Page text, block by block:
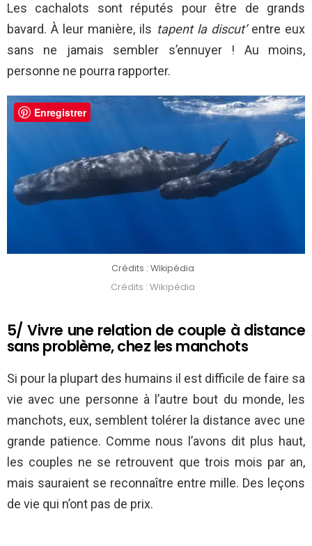
Les cachalots sont réputés pour être de grands
bavard. À leur manière, ils tapent la discut’entre eux
sans ne jamais sembler s’ennuyer ! Au moins,
personne ne pourra rapporter.
Crédits : Wikipédia
Crédits : Wikipédia
5/ Vivre une relation de couple à distance
sans problème, chez les manchots
Si pour la plupart des humains il est difficile de faire sa
vie avec une personne à l’autre bout du monde, les
manchots, eux, semblent tolérer la distance avec une
grande patience. Comme nous l’avons dit plus haut,
les couples ne se retrouvent que trois mois par an,
mais sauraient se reconnaître entre mille. Des leçons
de vie qui n’ont pas de prix.
Enregistrer